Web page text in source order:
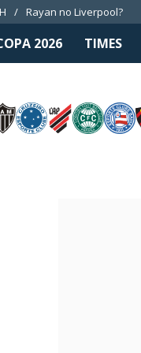
Rayan no Liverpool?
2026 TIMES